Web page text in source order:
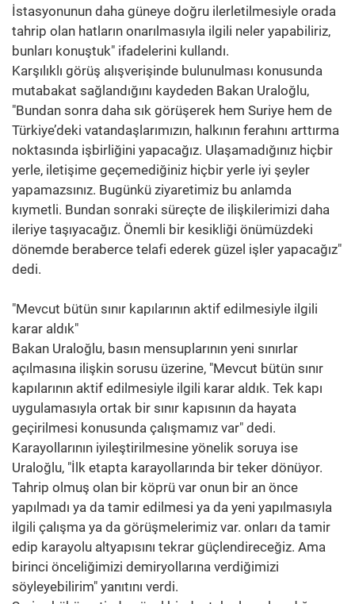
İstasyonunun daha güneye doğru ilerletilmesiyle orada
tahrip olan hatların onarılmasıyla ilgili neler yapabiliriz,
bunları konuştuk" ifadelerini kullandı.
Karşılıklı görüş alışverişinde bulunulması konusunda
mutabakat sağlandığını kaydeden Bakan Uraloğlu,
"Bundan sonra daha sık görüşerek hem Suriye hem de
Türkiye’deki vatandaşlarımızın, halkının ferahını arttırma
noktasında işbirliğini yapacağız. Ulaşamadığınız hiçbir
yerle, iletişime geçemediğiniz hiçbir yerle iyi şeyler
yapamazsınız. Bugünkü ziyaretimiz bu anlamda
kıymetli. Bundan sonraki süreçte de ilişkilerimizi daha
ileriye taşıyacağız. Önemli bir kesikliği önümüzdeki
dönemde beraberce telafi ederek güzel işler yapacağız"
dedi.
"Mevcut bütün sınır kapılarının aktif edilmesiyle ilgili
karar aldık"
Bakan Uraloğlu, basın mensuplarının yeni sınırlar
açılmasına ilişkin sorusu üzerine, "Mevcut bütün sınır
kapılarının aktif edilmesiyle ilgili karar aldık. Tek kapı
uygulamasıyla ortak bir sınır kapısının da hayata
geçirilmesi konusunda çalışmamız var" dedi.
Karayollarının iyileştirilmesine yönelik soruya ise
Uraloğlu, "İlk etapta karayollarında bir teker dönüyor.
Tahrip olmuş olan bir köprü var onun bir an önce
yapılmadı ya da tamir edilmesi ya da yeni yapılmasıyla
ilgili çalışma ya da görüşmelerimiz var. onları da tamir
edip karayolu altyapısını tekrar güçlendireceğiz. Ama
birinci önceliğimizi demiryollarına verdiğimizi
söyleyebilirim" yanıtını verdi.